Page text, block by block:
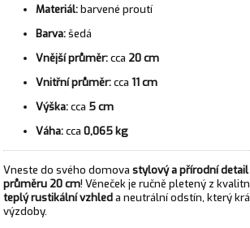
Materiál:barvené proutí
Barva:šedá
Vnější průměr:cca 20 cm
Vnitřní průměr:cca 11 cm
Výška:cca 5 cm
Váha:cca 0,065 kg
Vneste do svého domova stylový a přírodní detail
průměru 20 cm! Věneček je ručně pletený z
teplý rustikální vzhleda neutrální odstín, který
výzdoby.